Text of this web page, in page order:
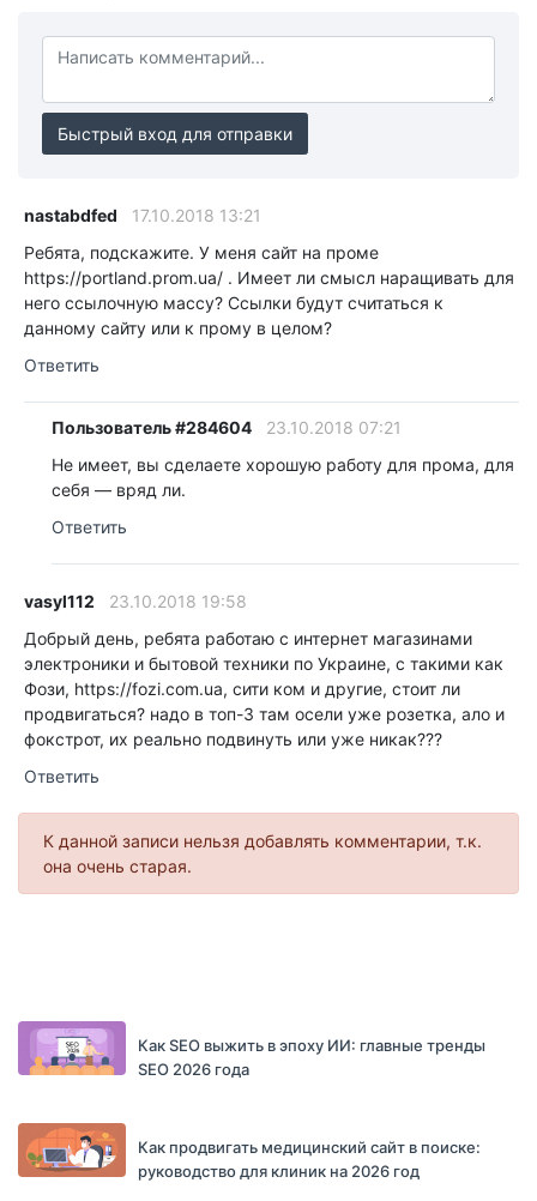
Быстрый вход для отправки
nastabdfed
17.10.2018 13:21
Ребята, подскажите. У меня сайт на проме
https://portland.prom.ua/ . Имеет ли смысл наращивать для
него ссылочную массу? Ссылки будут считаться к
данному сайту или к прому в целом?
Ответить
Пользователь #284604
23.10.2018 07:21
Не имеет, вы сделаете хорошую работу для прома, для
себя — вряд ли.
Ответить
vasyl112
23.10.2018 19:58
Добрый день, ребята работаю с интернет магазинами
электроники и бытовой техники по Украине, с такими как
Фози, https://fozi.com.ua, сити ком и другие, стоит ли
продвигаться? надо в топ-3 там осели уже розетка, ало и
фокстрот, их реально подвинуть или уже никак???
Ответить
К данной записи нельзя добавлять комментарии, т.к.
она очень старая.
Как SEO выжить в эпоху ИИ: главные тренды
SEO 2026 года
Как продвигать медицинский сайт в поиске:
руководство для клиник на 2026 год